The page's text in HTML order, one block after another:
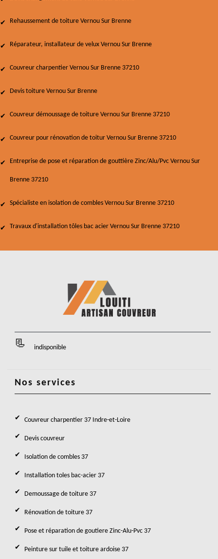
Rehaussement de toiture Vernou Sur Brenne
Réparateur, installateur de velux Vernou Sur Brenne
Couvreur charpentier Vernou Sur Brenne 37210
Devis toiture Vernou Sur Brenne
Couvreur démoussage de toiture Vernou Sur Brenne 37210
Couvreur pour rénovation de toitur Vernou Sur Brenne 37210
Entreprise de pose et réparation de gouttière Zinc/Alu/Pvc Vernou Sur
Brenne 37210
Spécialiste en isolation de combles Vernou Sur Brenne 37210
Travaux d'installation tôles bac acier Vernou Sur Brenne 37210
indisponible
Nos services
Couvreur charpentier 37 Indre-et-Loire
Devis couvreur
Isolation de combles 37
Installation toles bac-acier 37
Demoussage de toiture 37
Rénovation de toiture 37
Pose et réparation de goutiere Zinc-Alu-Pvc 37
Peinture sur tuile et toiture ardoise 37